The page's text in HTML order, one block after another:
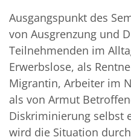
Ausgangspunkt des
von Ausgrenzung und
Teilnehmenden im
Erwerbslose, als
Migrantin, Arbeiter im
als von Armut
Diskriminierung selbst
wird die Situation